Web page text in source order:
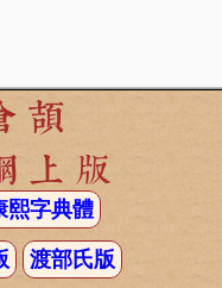
頡
上版
熙字典體
渡部氏版